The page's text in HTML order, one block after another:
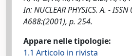
In: NUCLEAR PHYSICS. A. -
A688:(2001), p. 254.
Appare nelle tipologie:
1.1 Articolo in rivista